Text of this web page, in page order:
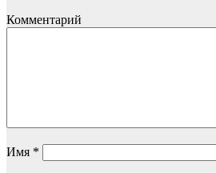
Комментарий
Имя *